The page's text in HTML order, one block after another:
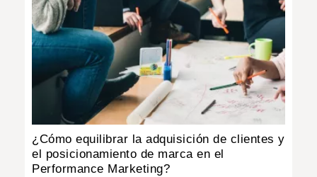
¿Cómo equilibrar la adquisición de clientes y
el posicionamiento de marca en el
Performance Marketing?